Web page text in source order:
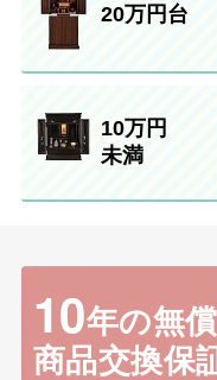
20万円台
10万円
未満
10年の無
商品交換保